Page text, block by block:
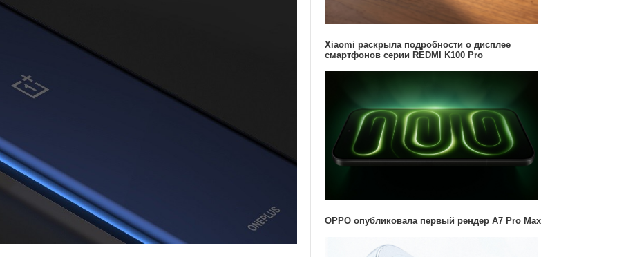
Xiaomi раскрыла подробности о дисплее
смартфонов серии REDMI K100 Pro
OPPO опубликовала первый рендер A7 Pro Max